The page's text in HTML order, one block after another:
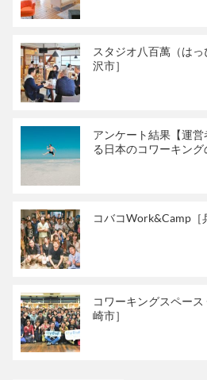
スタジオ八百萬（は
沢市］
アンケート結果【運
る日本のコワーキン
コバコWork&Camp［
コワーキングスペー
崎市］